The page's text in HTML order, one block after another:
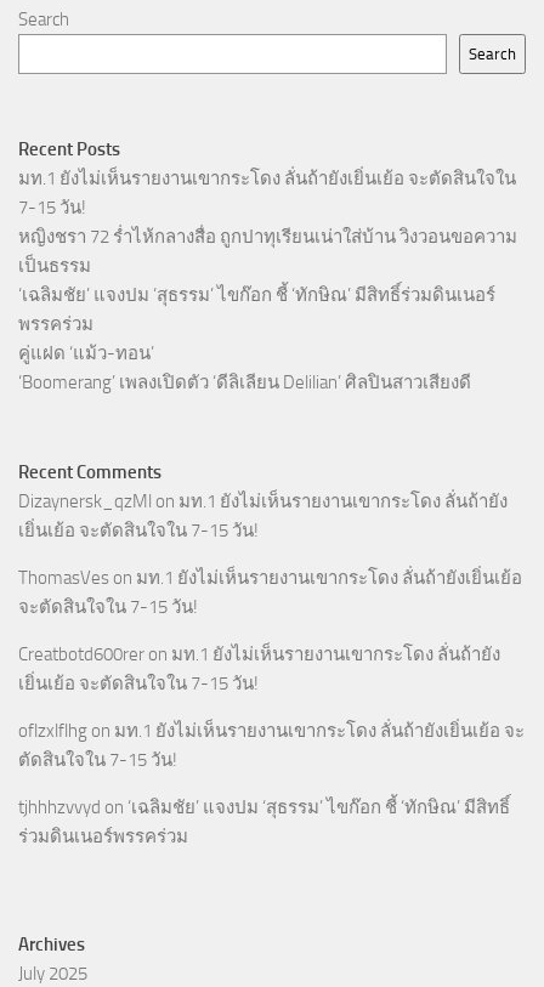
Search
Search
Recent Posts
มท.1 ยังไม่เห็นรายงานเขากระโดง ลั่นถ้ายังเยิ่นเย้อ จะตัดสินใจใน
7-15 วัน!
หญิงชรา 72 ร่ำไห้กลางสื่อ ถูกปาทุเรียนเน่าใส่บ้าน วิงวอนขอความ
เป็นธรรม
‘เฉลิมชัย’ แจงปม ‘สุธรรม’ ไขก๊อก ชี้ ‘ทักษิณ’ มีสิทธิ์ร่วมดินเนอร์
พรรคร่วม
คู่แฝด ‘แม้ว-ทอน’
‘Boomerang’ เพลงเปิดตัว ‘ดีลิเลียน Delilian’ ศิลปินสาวเสียงดี
Recent Comments
Dizaynersk_qzMl on มท.1 ยังไม่เห็นรายงานเขากระโดง ลั่นถ้ายัง
เยิ่นเย้อ จะตัดสินใจใน 7-15 วัน!
ThomasVes on มท.1 ยังไม่เห็นรายงานเขากระโดง ลั่นถ้ายังเยิ่นเย้อ
จะตัดสินใจใน 7-15 วัน!
Creatbotd600rer on มท.1 ยังไม่เห็นรายงานเขากระโดง ลั่นถ้ายัง
เยิ่นเย้อ จะตัดสินใจใน 7-15 วัน!
oflzxlflhg on มท.1 ยังไม่เห็นรายงานเขากระโดง ลั่นถ้ายังเยิ่นเย้อ จะ
ตัดสินใจใน 7-15 วัน!
tjhhhzvvyd on ‘เฉลิมชัย’ แจงปม ‘สุธรรม’ ไขก๊อก ชี้ ‘ทักษิณ’ มีสิทธิ์
ร่วมดินเนอร์พรรคร่วม
Archives
July 2025